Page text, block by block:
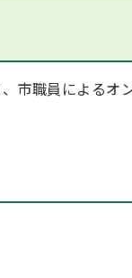
市職員によるオ